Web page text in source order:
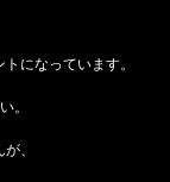
になっています。
。
、